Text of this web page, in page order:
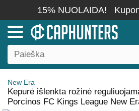
15% NUOLAIDA!
New Era
Kepurė išlenkta rožinė
Porcinos FC Kings League New